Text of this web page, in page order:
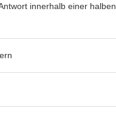
innerhalb einer halben